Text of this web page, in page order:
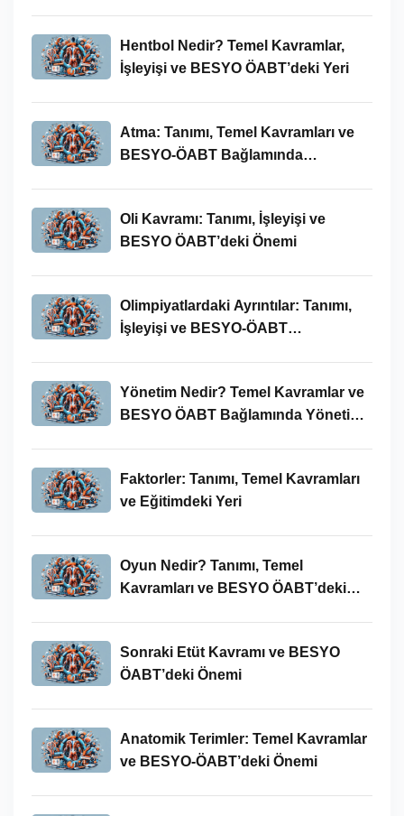
Hentbol Nedir? Temel Kavramlar,
İşleyişi ve BESYO ÖABT’deki Yeri
Atma: Tanımı, Temel Kavramları ve
BESYO-ÖABT Bağlamında
Oli Kavramı: Tanımı, İşleyişi ve
BESYO ÖABT’deki Önemi
Olimpiyatlardaki Ayrıntılar: Tanımı,
İşleyişi ve BESYO-ÖABT
Yönetim Nedir? Temel Kavramlar ve
BESYO ÖABT Bağlamında Yönetim
Faktorler: Tanımı, Temel Kavramları
ve Eğitimdeki Yeri
Oyun Nedir? Tanımı, Temel
Kavramları ve BESYO ÖABT’deki
Sonraki Etüt Kavramı ve BESYO
ÖABT’deki Önemi
Anatomik Terimler: Temel Kavramlar
ve BESYO-ÖABT’deki Önemi